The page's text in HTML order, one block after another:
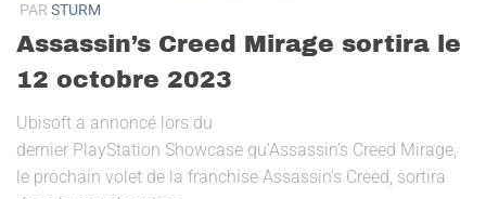
PAR STURM
Assassin’s Creed Mirage sortira le
12 octobre 2023
Ubisoft a annoncé lors du
dernier PlayStation Showcase qu’Assassin’s Creed Mirage,
le prochain volet de la franchise Assassin’s Creed, sortira